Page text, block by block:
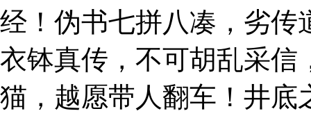
经！伪书七拼八凑，劣传
衣钵真传，不可胡乱采信
猫，越愿带人翻车！井底